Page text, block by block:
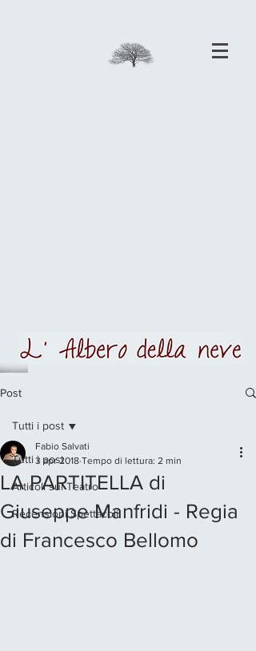
Post
Tutti i post
Articoli sul Teatro
Recensioni Spettacoli
Tutti i post
LA PARTITELLA di
Giuseppe Manfridi - Regia
di Francesco Bellomo
Fabio Salvati
3 apr 2018 Tempo di lettura: 2 min